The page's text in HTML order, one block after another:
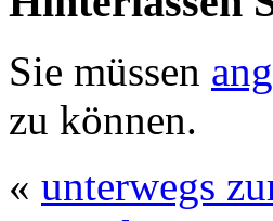
Sie müssen
zu können.
« unterwegs